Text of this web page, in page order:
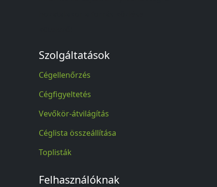
Szolgáltatások
Cégellenőrzés
Cégfigyeltetés
Vevőkör-átvilágítás
Céglista összeállítása
Toplisták
Felhasználóknak